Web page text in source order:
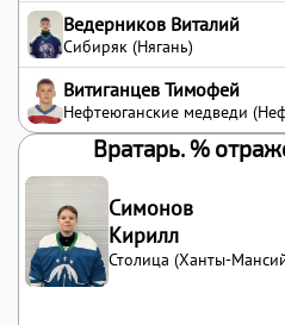
Ведерников Виталий
Сибиряк (Нягань)
Витиганцев Тимофей
Нефтеюганские медведи
Вратарь. %
Симонов
Кирилл
Столица (Ханты-